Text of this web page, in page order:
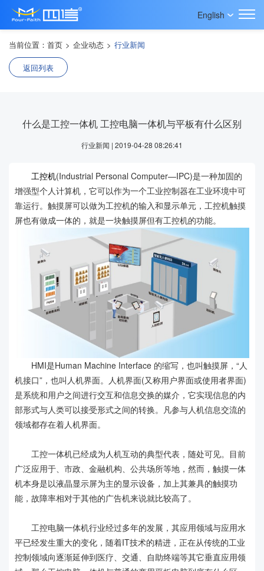
English
当前位置： 首页 > 企业动态 > 行业新闻
返回列表
什么是工控一体机 工控电脑一体机与平板有什么区别
行业新闻 | 2019-04-28 08:26:41
工控机(Industrial Personal Computer—IPC)是一种加固的
增强型个人计算机，它可以作为一个工业控制器在工业环境中可
靠运行。触摸屏可以做为工控机的输入和显示单元，工控机触摸
屏也有做成一体的，就是一块触摸屏但有工控机的功能。
HMI是Human Machine Interface 的缩写，也叫触摸屏，“人
机接口”，也叫人机界面。人机界面(又称用户界面或使用者界面)
是系统和用户之间进行交互和信息交换的媒介，它实现信息的内
部形式与人类可以接受形式之间的转换。凡参与人机信息交流的
领域都存在着人机界面。
工控一体机已经成为人机互动的典型代表，随处可见。目前
广泛应用于、市政、金融机构、公共场所等地，然而，触摸一体
机本身是以液晶显示屏为主的显示设备，加上其兼具的触摸功
能，故障率相对于其他的广告机来说就比较高了。
工控电脑一体机行业经过多年的发展，其应用领域与应用水
平已经发生重大的变化，随着IT技术的精进，正在从传统的工业
控制领域向逐渐延伸到医疗、交通、自助终端等其它垂直应用领